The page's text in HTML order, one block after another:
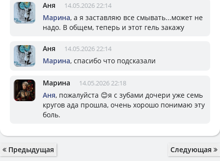
Аня 14.05.2026 22:14
Марина, а я заставляю все смывать...может не
надо. В общем, теперь и этот гель закажу
Аня 14.05.2026 22:14
Марина, спасибо что подсказали
Марина 14.05.2026 22:18
Аня, пожалуйста 😊я с зубами дочери уже семь
кругов ада прошла, очень хорошо понимаю эту
боль.
Предыдущая Следующая